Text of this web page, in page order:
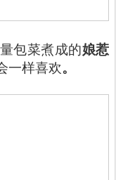
包菜煮成的娘惹
一样喜欢。